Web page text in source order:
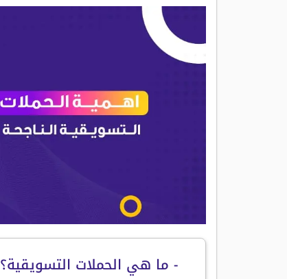
- ما هي الحملات التسويقية؟